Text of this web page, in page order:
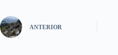
A
pp
ng a
ANTERIOR